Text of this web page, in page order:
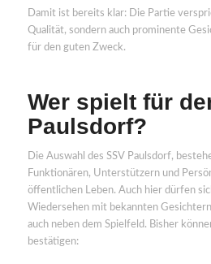
Damit ist bereits klar: Die Partie
Qualität, sondern auch prominente
für den guten Zweck.
Wer spielt für
Paulsdorf?
Die Auswahl des SSV Paulsdorf,
Funktionären, Unterstützern und
öffentlichen Leben. Auch hier dürfen
Wiedersehen mit bekannten
auch neben dem Spielfeld. Bisher
bestätigen: